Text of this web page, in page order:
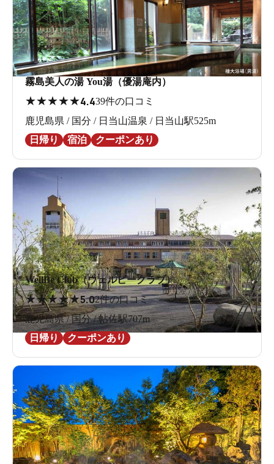
霧島美人の湯 You湯（優湯庵内）
★★★★★4.439件の口コミ
鹿児島県 / 国分 / 日当山温泉 / 日当山駅525m
日帰り
宿泊 クーポンあり
WellBe Club（ウェルビークラブ）
★★★★★5.02件の口コミ
鹿児島県 / 国分 / 帖佐駅707m
日帰り
クーポンあり